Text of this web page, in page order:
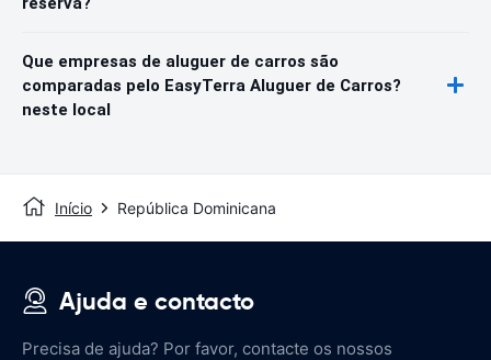
Que empresas de aluguer de carros são
comparadas pelo EasyTerra Aluguer de Carros?
neste local
Início República Dominicana
Ajuda e contacto
Precisa de ajuda? Por favor, contacte os nossos